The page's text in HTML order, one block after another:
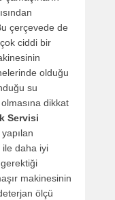
çerçevede de
ciddi bir
olduğu
su
dikkat
Servisi
daha iyi
gerektiği
makinesinin
ölçü